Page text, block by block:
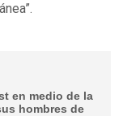
en medio de la
hombres de